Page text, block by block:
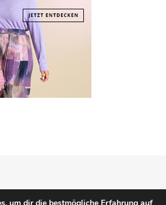
Klassiker Impressum Datenschutz